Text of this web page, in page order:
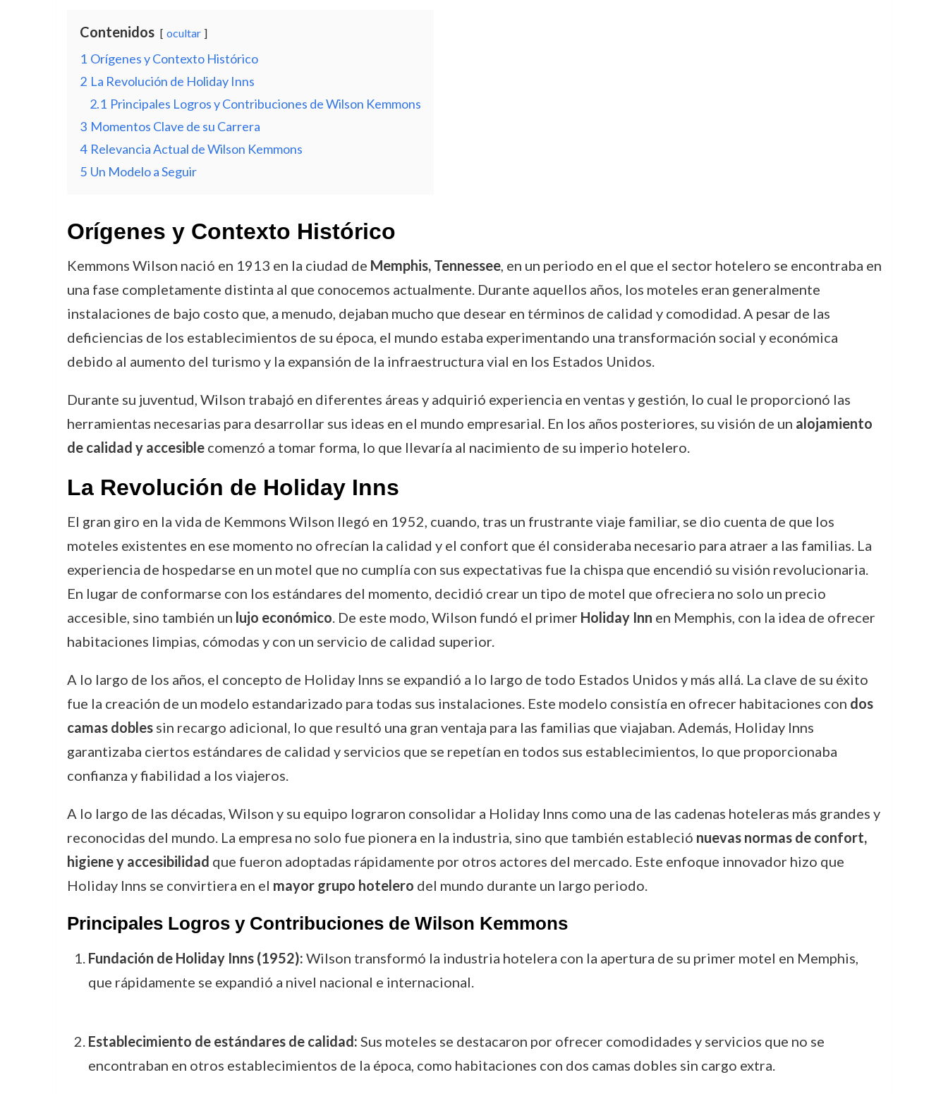
Contenidos ocultar
1 Orígenes y Contexto Histórico
2 La Revolución de Holiday Inns
2.1 Principales Logros y Contribuciones de Wilson Kemmons
3 Momentos Clave de su Carrera
4 Relevancia Actual de Wilson Kemmons
5 Un Modelo a Seguir
Orígenes y Contexto Histórico
Kemmons Wilson nació en 1913 en la ciudad de Memphis, Tennessee, en un periodo en el que el sector hotelero se encontraba en
una fase completamente distinta al que conocemos actualmente. Durante aquellos años, los moteles eran generalmente
instalaciones de bajo costo que, a menudo, dejaban mucho que desear en términos de calidad y comodidad. A pesar de las
deficiencias de los establecimientos de su época, el mundo estaba experimentando una transformación social y económica
debido al aumento del turismo y la expansión de la infraestructura vial en los Estados Unidos.
Durante su juventud, Wilson trabajó en diferentes áreas y adquirió experiencia en ventas y gestión, lo cual le proporcionó las
herramientas necesarias para desarrollar sus ideas en el mundo empresarial. En los años posteriores, su visión de un alojamiento
de calidad y accesiblecomenzó a tomar forma, lo que llevaría al nacimiento de su imperio hotelero.
La Revolución de Holiday Inns
El gran giro en la vida de Kemmons Wilson llegó en 1952, cuando, tras un frustrante viaje familiar, se dio cuenta de que los
moteles existentes en ese momento no ofrecían la calidad y el confort que él consideraba necesario para atraer a las familias. La
experiencia de hospedarse en un motel que no cumplía con sus expectativas fue la chispa que encendió su visión revolucionaria.
En lugar de conformarse con los estándares del momento, decidió crear un tipo de motel que ofreciera no solo un precio
accesible, sino también un lujo económico. De este modo, Wilson fundó el primer Holiday Inn en Memphis, con la idea de ofrecer
habitaciones limpias, cómodas y con un servicio de calidad superior.
A lo largo de los años, el concepto de Holiday Inns se expandió a lo largo de todo Estados Unidos y más allá. La clave de su éxito
fue la creación de un modelo estandarizado para todas sus instalaciones. Este modelo consistía en ofrecer habitaciones con dos
camas doblessin recargo adicional, lo que resultó una gran ventaja para las familias que viajaban. Además, Holiday Inns
garantizaba ciertos estándares de calidad y servicios que se repetían en todos sus establecimientos, lo que proporcionaba
confianza y fiabilidad a los viajeros.
A lo largo de las décadas, Wilson y su equipo lograron consolidar a Holiday Inns como una de las cadenas hoteleras más grandes y
reconocidas del mundo. La empresa no solo fue pionera en la industria, sino que también estableció nuevas normas de confort,
higiene y accesibilidad que fueron adoptadas rápidamente por otros actores del mercado. Este enfoque innovador hizo que
Holiday Inns se convirtiera en el mayor grupo hotelero del mundo durante un largo periodo.
Principales Logros y Contribuciones de Wilson Kemmons
Fundación de Holiday Inns (1952): Wilson transformó la industria hotelera con la apertura de su primer motel en Memphis,
que rápidamente se expandió a nivel nacional e internacional.
Establecimiento de estándares de calidad: Sus moteles se destacaron por ofrecer comodidades y servicios que no se
encontraban en otros establecimientos de la época, como habitaciones con dos camas dobles sin cargo extra.